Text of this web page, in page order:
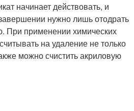
начинает действовать, и
нужно лишь отодрать
При применении химических
на удаление не только
можно счистить акриловую